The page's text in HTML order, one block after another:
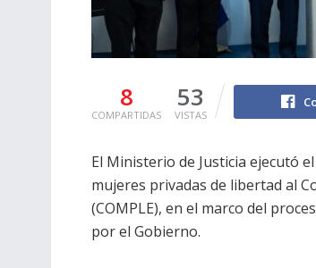
8
COMPARTIDAS
53
VISTAS
El Ministerio de Justicia ejecutó
mujeres privadas de libertad al
(COMPLE), en el marco del
por el Gobierno.